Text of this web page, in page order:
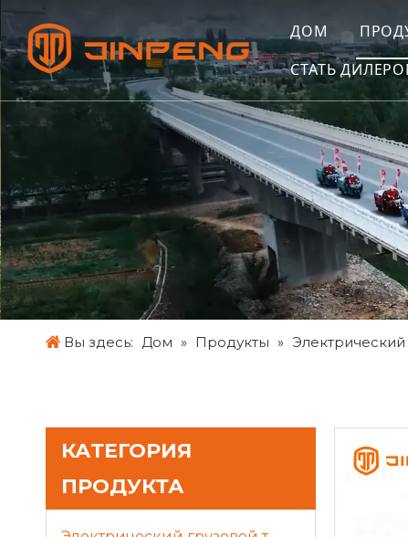
ДОМ
СТАТЬ
Вы здесь: Дом » Продукты »
КАТЕГОРИЯ
ПРОДУКТА